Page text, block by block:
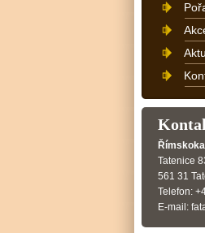
Tatenice
561 31
Telefon:
E-mail: